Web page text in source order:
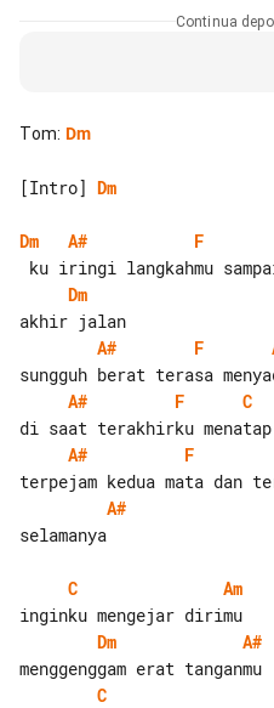
Continua
Tom: Dm
[Intro] Dm
Dm A# F
Dm
A#
F
A#
F C
A#
F
A#
selamanya
C
Am
Dm
A#
C